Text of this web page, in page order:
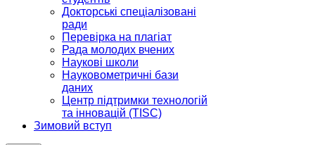
Докторські спеціалізовані
ради
Перевірка на плагіат
Рада молодих вчених
Наукові школи
Науковометричні бази
даних
Центр підтримки технологій
та інновацій (TISC)
Зимовий вступ